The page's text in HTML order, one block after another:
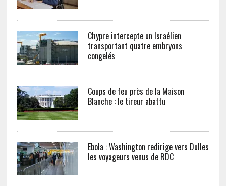
Chypre intercepte un Israélien
transportant quatre embryons
congelés
Coups de feu près de la Maison
Blanche : le tireur abattu
Ebola : Washington redirige vers Dulles
les voyageurs venus de RDC